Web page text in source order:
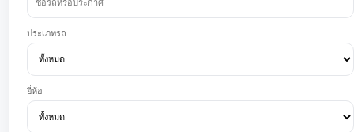
ประเภทรถ
ยี่ห้อ